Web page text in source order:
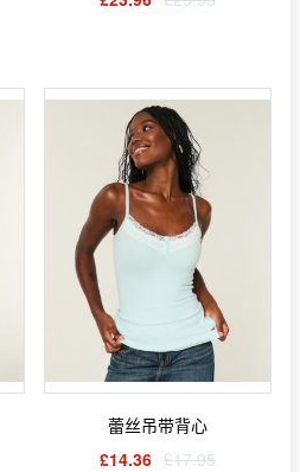
蕾丝吊带背心
£14.36 £17.95